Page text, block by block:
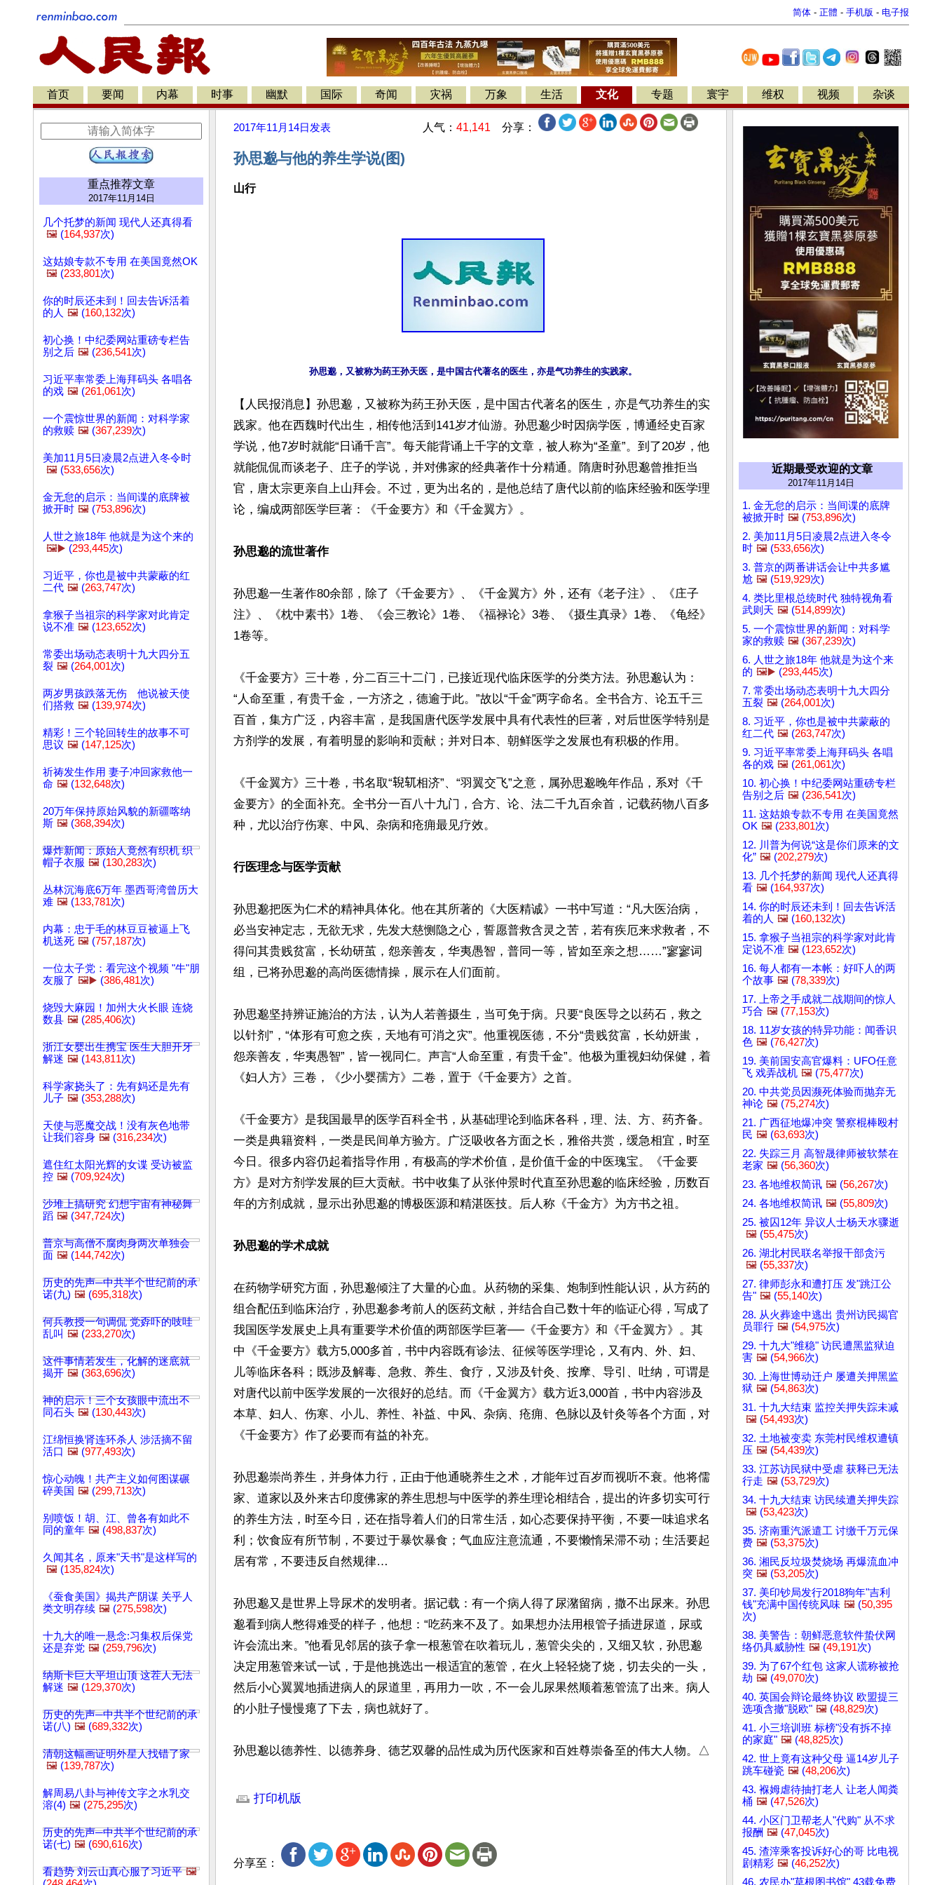
简体 - 正體 - 手机版 - 电子报
首页 要闻 内幕 时事 幽默 国际 奇闻 灾祸 万象 生活 文化 专题 寰宇 维权 视频 杂谈
重点推荐文章
2017年11月14日
几个托梦的新闻 现代人还真得看
🖼️ (164,937次)
这姑娘专款不专用 在美国竟然OK
🖼️ (233,801次)
你的时辰还未到！回去告诉活着
的人 🖼️ (160,132次)
初心换！中纪委网站重磅专栏告
别之后 🖼️ (236,541次)
习近平率常委上海拜码头 各唱各
的戏 🖼️ (261,061次)
一个震惊世界的新闻：对科学家
的救赎 🖼️ (367,239次)
美加11月5日凌晨2点进入冬令时
🖼️ (533,656次)
金无怠的启示：当间谍的底牌被
掀开时 🖼️ (753,896次)
人世之旅18年 他就是为这个来的
🖼️▶️ (293,445次)
习近平，你也是被中共蒙蔽的红
二代 🖼️ (263,747次)
拿猴子当祖宗的科学家对此肯定
说不准 🖼️ (123,652次)
常委出场动态表明十九大四分五
裂 🖼️ (264,001次)
两岁男孩跌落无伤 他说被天使
们搭救 🖼️ (139,974次)
精彩！三个轮回转生的故事不可
思议 🖼️ (147,125次)
祈祷发生作用 妻子冲回家救他一
命 🖼️ (132,648次)
20万年保持原始风貌的新疆喀纳
斯 🖼️ (368,394次)
爆炸新闻：原始人竟然有织机 织
帽子衣服 🖼️ (130,283次)
丛林沉海底6万年 墨西哥湾曾历大
难 🖼️ (133,781次)
内幕：忠于毛的林豆豆被逼上飞
机送死 🖼️ (757,187次)
一位太子党：看完这个视频 "牛"朋
友服了 🖼️▶️ (386,481次)
烧毁大麻园！加州大火长眼 连烧
数县 🖼️ (285,406次)
浙江女婴出生携宝 医生大胆开牙
解迷 🖼️ (143,811次)
科学家挠头了：先有妈还是先有
儿子 🖼️ (353,288次)
天使与恶魔交战！没有灰色地带
让我们容身 🖼️ (316,234次)
遮住红太阳光辉的女谍 受访被监
控 🖼️ (709,924次)
沙堆上搞研究 幻想宇宙有神秘舞
蹈 🖼️ (347,724次)
普京与高僧不腐肉身两次单独会
面 🖼️ (144,742次)
历史的先声─中共半个世纪前的承
诺(九) 🖼️ (695,318次)
何兵教授一句调侃 党孬吓的吱哇
乱叫 🖼️ (233,270次)
这件事情若发生，化解的迷底就
揭开 🖼️ (363,696次)
神的启示！三个女孩眼中流出不
同石头 🖼️ (130,443次)
江绵恒换肾连环杀人 涉活摘不留
活口 🖼️ (977,493次)
惊心动魄！共产主义如何图谋碾
碎美国 🖼️ (299,713次)
别喷饭！胡、江、曾各有如此不
同的童年 🖼️ (498,837次)
久闻其名，原来"天书"是这样写的
🖼️ (135,824次)
《蚕食美国》揭共产阴谋 关乎人
类文明存续 🖼️ (275,598次)
十九大的唯一悬念:习集权后保党
还是弃党 🖼️ (259,796次)
纳斯卡巨大平坦山顶 这茬人无法
解迷 🖼️ (129,370次)
历史的先声─中共半个世纪前的承
诺(八) 🖼️ (689,332次)
清朝这幅画证明外星人找错了家
🖼️ (139,787次)
解周易八卦与神传文字之水乳交
溶(4) 🖼️ (275,295次)
历史的先声─中共半个世纪前的承
诺(七) 🖼️ (690,616次)
看趋势 刘云山真心服了习近平 🖼️
2017年11月14日 发表 人气： 41,141 分享：
孙思邈与他的养生学说(图)
山行
【人民报消息】孙思邈，又被称为药王孙天医，是中国古代著名的医生，亦是气功养生的实
践家。他在西魏时代出生，相传他活到141岁才仙游。孙思邈少时因病学医，博通经史百家
学说，他7岁时就能“日诵千言”。每天能背诵上千字的文章，被人称为“圣童”。到了20岁，他
就能侃侃而谈老子、庄子的学说，并对佛家的经典著作十分精通。隋唐时孙思邈曾推拒当
官，唐太宗更亲自上山拜会。不过，更为出名的，是他总结了唐代以前的临床经验和医学理
论，编成两部医学巨著：《千金要方》和《千金翼方》。
孙思邈的流世著作
孙思邈一生著作80余部，除了《千金要方》、《千金翼方》外，还有《老子注》、《庄子
注》、《枕中素书》1卷、《会三教论》1卷、《福禄论》3卷、《摄生真录》1卷、《龟经》
1卷等。
《千金要方》三十卷，分二百三十二门，已接近现代临床医学的分类方法。孙思邈认为：
“人命至重，有贵千金，一方济之，德逾于此。”故以“千金”两字命名。全书合方、论五千三
百首，集方广泛，内容丰富，是我国唐代医学发展中具有代表性的巨著，对后世医学特别是
方剂学的发展，有着明显的影响和贡献；并对日本、朝鲜医学之发展也有积极的作用。
《千金翼方》三十卷，书名取“𫐐𫐄相济”、“羽翼交飞”之意，属孙思邈晚年作品，系对《千
金要方》的全面补充。全书分一百八十九门，合方、论、法二千九百余首，记载药物八百多
种，尤以治疗伤寒、中风、杂病和疮痈最见疗效。
行医理念与医学贡献
孙思邈把医为仁术的精神具体化。他在其所著的《大医精诚》一书中写道：“凡大医治病，
必当安神定志，无欲无求，先发大慈恻隐之心，誓愿普救含灵之苦，若有疾厄来求救者，不
得问其贵贱贫富，长幼研茧，怨亲善友，华夷愚智，普同一等，皆如至亲之想……”寥寥词
组，已将孙思邈的高尚医德情操，展示在人们面前。
孙思邈坚持辨证施治的方法，认为人若善摄生，当可免于病。只要“良医导之以药石，救之
以针剂”，“体形有可愈之疾，天地有可消之灾”。他重视医德，不分“贵贱贫富，长幼妍蚩，
怨亲善友，华夷愚智”，皆一视同仁。声言“人命至重，有贵千金”。他极为重视妇幼保健，着
《妇人方》三卷，《少小婴孺方》二卷，置于《千金要方》之首。
《千金要方》是我国最早的医学百科全书，从基础理论到临床各科，理、法、方、药齐备。
一类是典籍资料，一类是民间单方验方。广泛吸收各方面之长，雅俗共赏，缓急相宜，时至
今日。很多内容仍起着指导作用，有极高的学术价值，是价值千金的中医瑰宝。《千金要
方》是对方剂学发展的巨大贡献。书中收集了从张仲景时代直至孙思邈的临床经验，历数百
年的方剂成就，显示出孙思邈的博极医源和精湛医技。后人称《千金方》为方书之祖。
孙思邈的学术成就
在药物学研究方面，孙思邈倾注了大量的心血。从药物的采集、炮制到性能认识，从方药的
组合配伍到临床治疗，孙思邈参考前人的医药文献，并结合自己数十年的临证心得，写成了
我国医学发展史上具有重要学术价值的两部医学巨著──《千金要方》和《千金翼方》。其
中《千金要方》载方5,000多首，书中内容既有诊法、征候等医学理论，又有内、外、妇、
儿等临床各科；既涉及解毒、急救、养生、食疗，又涉及针灸、按摩、导引、吐纳，可谓是
对唐代以前中医学发展的一次很好的总结。而《千金翼方》载方近3,000首，书中内容涉及
本草、妇人、伤寒、小儿、养性、补益、中风、杂病、疮痈、色脉以及针灸等各个方面，对
《千金要方》作了必要而有益的补充。
孙思邈崇尚养生，并身体力行，正由于他通晓养生之术，才能年过百岁而视听不衰。他将儒
家、道家以及外来古印度佛家的养生思想与中医学的养生理论相结合，提出的许多切实可行
的养生方法，时至今日，还在指导着人们的日常生活，如心态要保持平衡，不要一味追求名
利；饮食应有所节制，不要过于暴饮暴食；气血应注意流通，不要懒惰呆滞不动；生活要起
居有常，不要违反自然规律…
孙思邈又是世界上导尿术的发明者。据记载：有一个病人得了尿潴留病，撒不出尿来。孙思
邈看到病人憋得难受的样子，他想：“吃药来不及了。如果想办法用根管子插进尿道，尿或
许会流出来。”他看见邻居的孩子拿一根葱管在吹着玩儿，葱管尖尖的，又细又软，孙思邈
决定用葱管来试一试，于是他挑选出一根适宜的葱管，在火上轻轻烧了烧，切去尖的一头，
然后小心翼翼地插进病人的尿道里，再用力一吹，不一会儿尿果然顺着葱管流了出来。病人
的小肚子慢慢瘪了下去，病也就好了。
孙思邈以德养性、以德养身、德艺双馨的品性成为历代医家和百姓尊崇备至的伟大人物。△
打印机版
分享至：
近期最受欢迎的文章
2017年11月14日
1. 金无怠的启示：当间谍的底牌
被掀开时 🖼️ (753,896次)
2. 美加11月5日凌晨2点进入冬令
时 🖼️ (533,656次)
3. 普京的两番讲话会让中共多尴
尬 🖼️ (519,929次)
4. 类比里根总统时代 独特视角看
武则天 🖼️ (514,899次)
5. 一个震惊世界的新闻：对科学
家的救赎 🖼️ (367,239次)
6. 人世之旅18年 他就是为这个来
的 🖼️▶️ (293,445次)
7. 常委出场动态表明十九大四分
五裂 🖼️ (264,001次)
8. 习近平，你也是被中共蒙蔽的
红二代 🖼️ (263,747次)
9. 习近平率常委上海拜码头 各唱
各的戏 🖼️ (261,061次)
10. 初心换！中纪委网站重磅专栏
告别之后 🖼️ (236,541次)
11. 这姑娘专款不专用 在美国竟然
OK 🖼️ (233,801次)
12. 川普为何说“这是你们原来的文
化” 🖼️ (202,279次)
13. 几个托梦的新闻 现代人还真得
看 🖼️ (164,937次)
14. 你的时辰还未到！回去告诉活
着的人 🖼️ (160,132次)
15. 拿猴子当祖宗的科学家对此肯
定说不准 🖼️ (123,652次)
16. 每人都有一本帐：好吓人的两
个故事 🖼️ (78,339次)
17. 上帝之手成就二战期间的惊人
巧合 🖼️ (77,153次)
18. 11岁女孩的特异功能：闻香识
色 🖼️ (76,427次)
19. 美前国安高官爆料：UFO任意
飞 戏弄战机 🖼️ (75,477次)
20. 中共党员因濒死体验而抛弃无
神论 🖼️ (75,274次)
21. 广西征地爆冲突 警察棍棒殴村
民 🖼️ (63,693次)
22. 失踪三月 高智晟律师被软禁在
老家 🖼️ (56,360次)
23. 各地维权简讯 🖼️ (56,267次)
24. 各地维权简讯 🖼️ (55,809次)
25. 被囚12年 异议人士杨天水骤逝
🖼️ (55,475次)
26. 湖北村民联名举报干部贪污
🖼️ (55,337次)
27. 律师彭永和遭打压 发"跳江公
告" 🖼️ (55,140次)
28. 从火葬途中逃出 贵州访民揭官
员罪行 🖼️ (54,975次)
29. 十九大"维稳" 访民遭黑监狱迫
害 🖼️ (54,966次)
30. 上海世博动迁户 屡遭关押黑监
狱 🖼️ (54,863次)
31. 十九大结束 监控关押失踪未减
🖼️ (54,493次)
32. 土地被变卖 东莞村民维权遭镇
压 🖼️ (54,439次)
33. 江苏访民狱中受虐 获释已无法
行走 🖼️ (53,729次)
34. 十九大结束 访民续遭关押失踪
🖼️ (53,423次)
35. 济南重汽派遣工 讨缴千万元保
费 🖼️ (53,375次)
36. 湘民反垃圾焚烧场 再爆流血冲
突 🖼️ (53,205次)
37. 美印钞局发行2018狗年"吉利
钱"充满中国传统风味 🖼️ (50,395
次)
38. 美警告：朝鲜恶意软件蛰伏网
络仍具威胁性 🖼️ (49,191次)
39. 为了67个红包 这家人谎称被抢
劫 🖼️ (49,070次)
40. 英国会辩论最终协议 欧盟提三
选项含撤"脱欧" 🖼️ (48,829次)
41. 小三培训班 标榜"没有拆不掉
的家庭" 🖼️ (48,825次)
42. 世上竟有这种父母 逼14岁儿子
跳车碰瓷 🖼️ (48,206次)
43. 褓姆虐待抽打老人 让老人闻粪
桶 🖼️ (47,526次)
44. 小区门卫帮老人"代购" 从不求
报酬 🖼️ (47,045次)
45. 渣滓乘客投诉好心的哥 比电视
剧精彩 🖼️ (46,252次)
46. 农民办"草根图书馆" 43载免费